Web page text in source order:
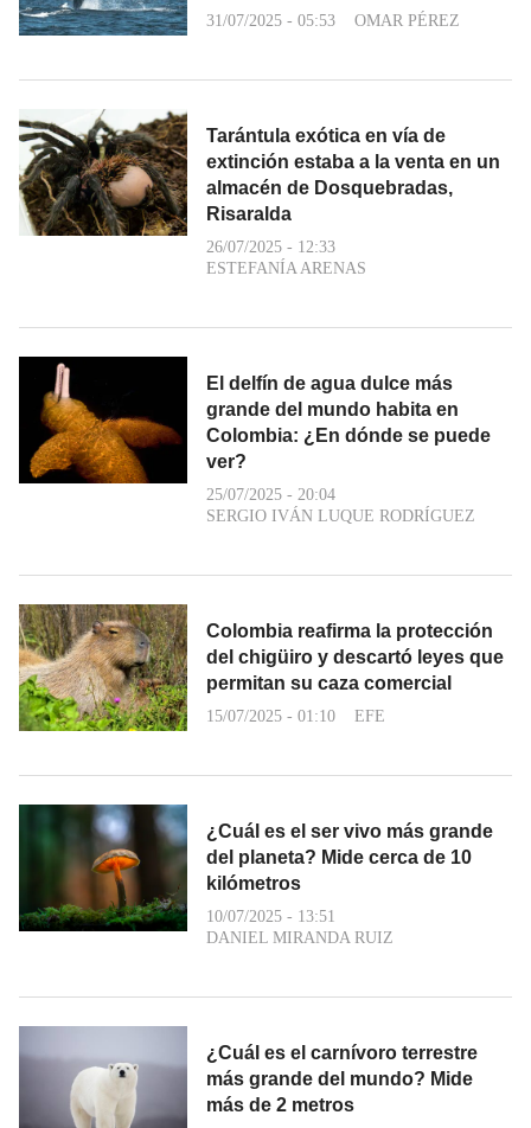
31/07/2025 - 05:53 OMAR PÉREZ
Tarántula exótica en vía de
extinción estaba a la venta en un
almacén de Dosquebradas,
Risaralda
26/07/2025 - 12:33
ESTEFANÍA ARENAS
El delfín de agua dulce más
grande del mundo habita en
Colombia: ¿En dónde se puede
ver?
25/07/2025 - 20:04
SERGIO IVÁN LUQUE RODRÍGUEZ
Colombia reafirma la protección
del chigüiro y descartó leyes que
permitan su caza comercial
15/07/2025 - 01:10 EFE
¿Cuál es el ser vivo más grande
del planeta? Mide cerca de 10
kilómetros
10/07/2025 - 13:51
DANIEL MIRANDA RUIZ
¿Cuál es el carnívoro terrestre
más grande del mundo? Mide
más de 2 metros